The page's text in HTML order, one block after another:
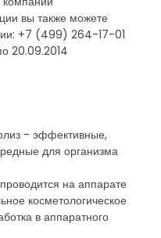
вы также можете
+7 (499) 264-17-01
20.09.2014
- эффективные,
для организма
на аппарате
косметологическое
в аппаратного